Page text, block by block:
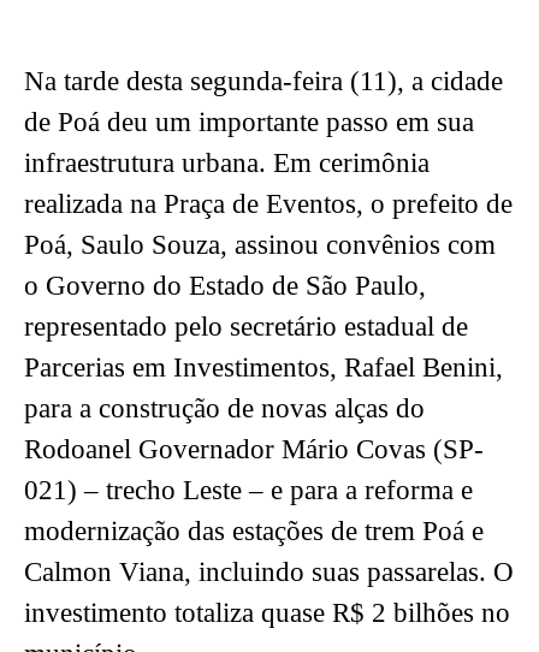
Na tarde desta segunda-feira (11), a cidade
de Poá deu um importante passo em sua
infraestrutura urbana. Em cerimônia
realizada na Praça de Eventos, o prefeito de
Poá, Saulo Souza, assinou convênios com
o Governo do Estado de São Paulo,
representado pelo secretário estadual de
Parcerias em Investimentos, Rafael Benini,
para a construção de novas alças do
Rodoanel Governador Mário Covas (SP-
021) – trecho Leste – e para a reforma e
modernização das estações de trem Poá e
Calmon Viana, incluindo suas passarelas. O
investimento totaliza quase R$ 2 bilhões no